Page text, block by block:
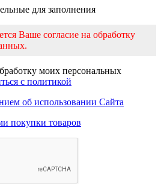
для заполнения
Ваше согласие на обработку
моих персональных
с политикой
об использовании Сайта
покупки товаров